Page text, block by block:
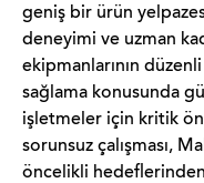
geniş bir ürün
deneyimi ve uzman
ekipmanlarının düzenli
sağlama konusunda
işletmeler için kritik
sorunsuz çalışması,
öncelikli